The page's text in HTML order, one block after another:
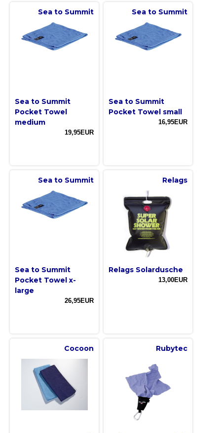
Sea to Summit
Sea to Summit
Pocket Towel
medium
19,95EUR
Sea to Summit
Sea to Summit
Pocket Towel small
16,95EUR
Sea to Summit
Sea to Summit
Pocket Towel x-
large
26,95EUR
Relags
Relags Solardusche
13,00EUR
Cocoon Rubytec